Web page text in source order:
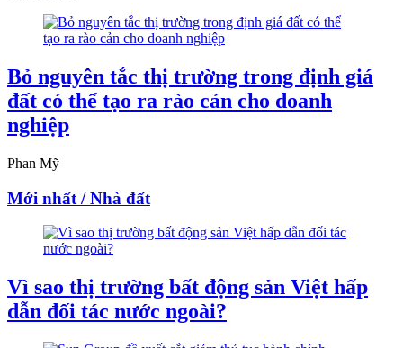
Bỏ nguyên tắc thị trường trong định giá
đất có thể tạo ra rào cản cho doanh
nghiệp
Phan Mỹ
Mới nhất / Nhà đất
Vì sao thị trường bất động sản Việt hấp
dẫn đối tác nước ngoài?